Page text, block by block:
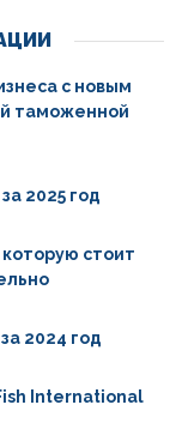
с новым
таможенной
2025 год
стоит
2024 год
International